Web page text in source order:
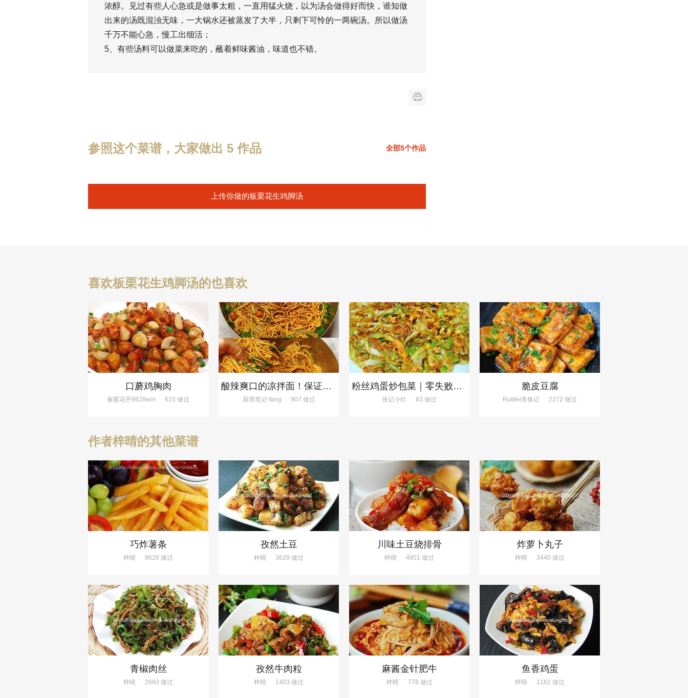
浓醇。见过有些人心急或是做事太粗，一直用猛火烧，以为汤会做得好而快，谁知做
出来的汤既混浊无味，一大锅水还被蒸发了大半，只剩下可怜的一两碗汤。所以做汤
千万不能心急，慢工出细活；
5、有些汤料可以做菜来吃的，蘸着鲜味酱油，味道也不错。
参照这个菜谱，大家做出 5 作品 全部5个作品
上传你做的板栗花生鸡脚汤
喜欢板栗花生鸡脚汤的也喜欢
口蘑鸡胸肉
春暖花开9628wm 615 做过
酸辣爽口的凉拌面！保证吃一次就上瘾
厨房笔记-fang 907 做过
粉丝鸡蛋炒包菜｜零失败、巨下饭
张记小灶 83 做过
脆皮豆腐
RuMei美食记 2272 做过
作者梓晴的其他菜谱
巧炸薯条
梓晴 8628 做过
孜然土豆
梓晴 3629 做过
川味土豆烧排骨
梓晴 4951 做过
炸萝卜丸子
梓晴 3440 做过
青椒肉丝
梓晴 2660 做过
孜然牛肉粒
梓晴 1403 做过
麻酱金针肥牛
梓晴778 做过
鱼香鸡蛋
梓晴 1161 做过